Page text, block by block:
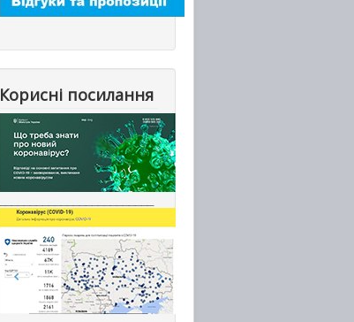
Корисні посилання